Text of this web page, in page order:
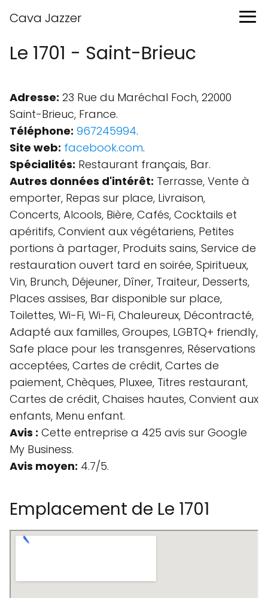
Cava Jazzer
Le 1701 - Saint-Brieuc
Adresse: 23 Rue du Maréchal Foch, 22000
Saint-Brieuc, France.
Téléphone: 967245994.
Site web: facebook.com.
Spécialités: Restaurant français, Bar.
Autres données d'intérêt: Terrasse, Vente à
emporter, Repas sur place, Livraison,
Concerts, Alcools, Bière, Cafés, Cocktails et
apéritifs, Convient aux végétariens, Petites
portions à partager, Produits sains, Service de
restauration ouvert tard en soirée, Spiritueux,
Vin, Brunch, Déjeuner, Dîner, Traiteur, Desserts,
Places assises, Bar disponible sur place,
Toilettes, Wi-Fi, Wi-Fi, Chaleureux, Décontracté,
Adapté aux familles, Groupes, LGBTQ+ friendly,
Safe place pour les transgenres, Réservations
acceptées, Cartes de crédit, Cartes de
paiement, Chèques, Pluxee, Titres restaurant,
Cartes de crédit, Chaises hautes, Convient aux
enfants, Menu enfant.
Avis : Cette entreprise a 425 avis sur Google
My Business.
Avis moyen: 4.7/5.
Emplacement de Le 1701